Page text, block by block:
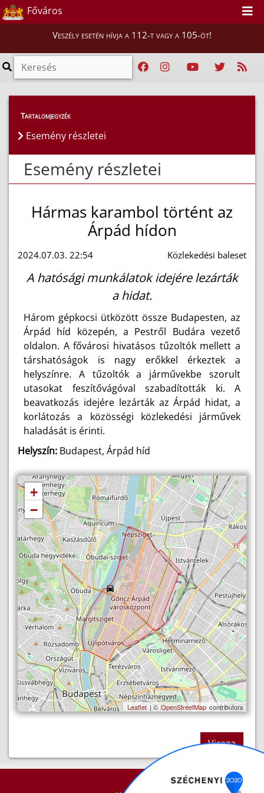
Főváros
Veszély esetén hívja a 112-t vagy a 105-öt!
Esemény részletei
Tartalomjegyzék
Esemény részletei
Esemény részletei
Hármas karambol történt az
Árpád hídon
2024.07.03. 22:54 Közlekedési baleset
A hatósági munkálatok idejére lezárták
a hidat.
Három gépkocsi ütközött össze Budapesten, az
Árpád híd közepén, a Pestről Budára vezető
oldalon. A fővárosi hivatásos tűzoltók mellett a
társhatóságok is nagy erőkkel érkeztek a
helyszínre. A tűzoltók a járművekbe szorult
utasokat feszítővágóval szabadították ki. A
beavatkozás idejére lezárták az Árpád hidat, a
korlátozás a közösségi közlekedési járművek
haladását is érinti.
Helyszín: Budapest, Árpád híd
+
−
Leaflet| ©OpenStreetMap contributors
Vissza